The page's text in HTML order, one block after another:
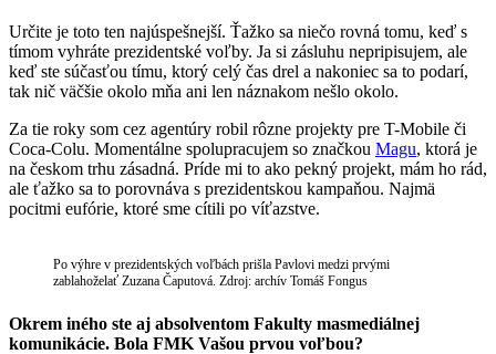
Určite je toto ten najúspešnejší. Ťažko sa niečo rovná tomu, keď s
tímom vyhráte prezidentské voľby. Ja si zásluhu nepripisujem, ale
keď ste súčasťou tímu, ktorý celý čas drel a nakoniec sa to podarí,
tak nič väčšie okolo mňa ani len náznakom nešlo okolo.
Za tie roky som cez agentúry robil rôzne projekty pre T-Mobile či
Coca-Colu. Momentálne spolupracujem so značkou Magu, ktorá je
na českom trhu zásadná. Príde mi to ako pekný projekt, mám ho rád,
ale ťažko sa to porovnáva s prezidentskou kampaňou. Najmä
pocitmi eufórie, ktoré sme cítili po víťazstve.
Po výhre v prezidentských voľbách prišla Pavlovi medzi prvými
zablahoželať Zuzana Čaputová. Zdroj: archív Tomáš Fongus
Okrem iného ste aj absolventom Fakulty masmediálnej
komunikácie. Bola FMK Vašou prvou voľbou?